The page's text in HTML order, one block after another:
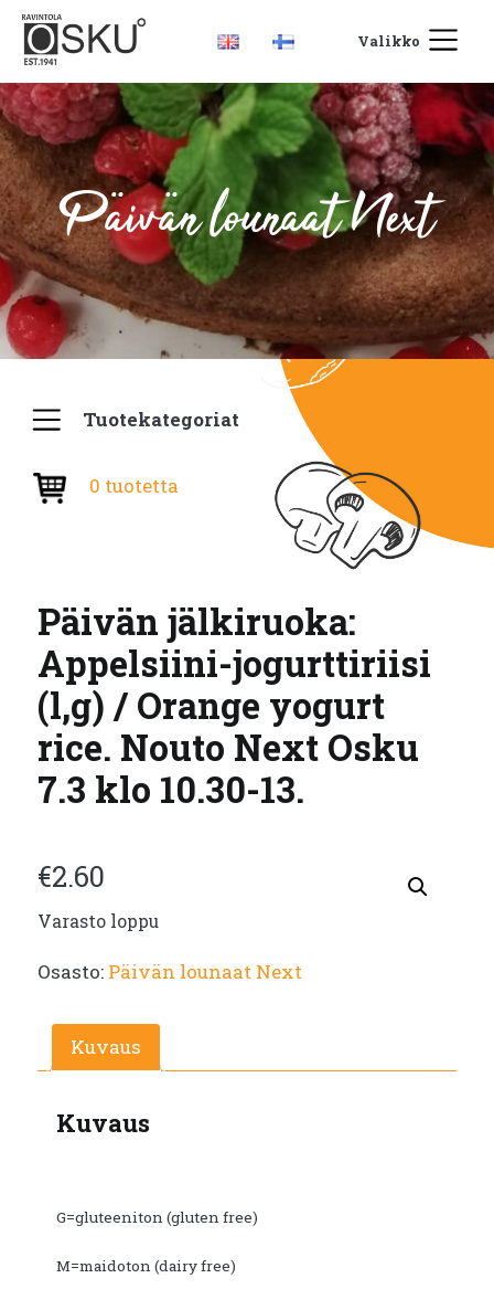
Valikko
Päivän lounaat Next
Tuotekategoriat
0 tuotetta
Päivän jälkiruoka:
Appelsiini-jogurttiriisi
(l,g) / Orange yogurt
rice. Nouto Next Osku
7.3 klo 10.30-13.
€2.60
Varasto loppu
Osasto: Päivän lounaat Next
Kuvaus
Kuvaus
G=gluteeniton (gluten free)
M=maidoton (dairy free)